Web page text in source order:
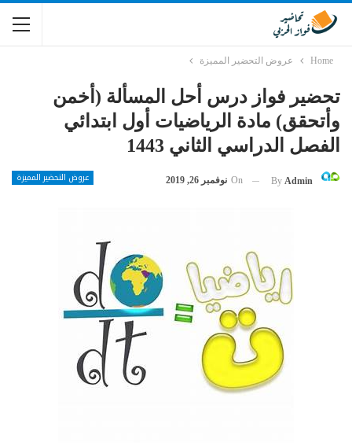
Home عروض التحضير المميزة
تحضير فواز درس أحل المسألة (أخمن
وأتحقق) مادة الرياضيات أول ابتدائي
الفصل الدراسي الثاني 1443
عروض التحضير المميزة By Admin
On نوفمبر 26, 2019